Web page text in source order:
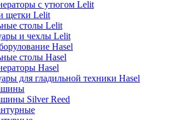
с утюгом Lelit
щетки Lelit
столы Lelit
и чехлы Lelit
Hasel
столы Hasel
Hasel
для гладильной техники Hasel
Silver Reed